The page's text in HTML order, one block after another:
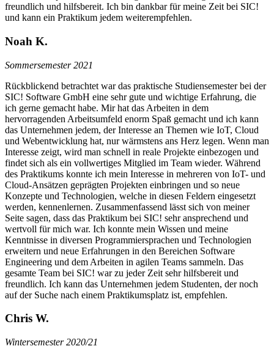
freundlich und hilfsbereit. Ich bin dankbar für meine Zeit bei SIC!
und kann ein Praktikum jedem weiterempfehlen.
Noah K.
Sommersemester 2021
Rückblickend betrachtet war das praktische Studiensemester bei der
SIC! Software GmbH eine sehr gute und wichtige Erfahrung, die
ich gerne gemacht habe. Mir hat das Arbeiten in dem
hervorragenden Arbeitsumfeld enorm Spaß gemacht und ich kann
das Unternehmen jedem, der Interesse an Themen wie IoT, Cloud
und Webentwicklung hat, nur wärmstens ans Herz legen. Wenn man
Interesse zeigt, wird man schnell in reale Projekte einbezogen und
findet sich als ein vollwertiges Mitglied im Team wieder. Während
des Praktikums konnte ich mein Interesse in mehreren von IoT- und
Cloud-Ansätzen geprägten Projekten einbringen und so neue
Konzepte und Technologien, welche in diesen Feldern eingesetzt
werden, kennenlernen. Zusammenfassend lässt sich von meiner
Seite sagen, dass das Praktikum bei SIC! sehr ansprechend und
wertvoll für mich war. Ich konnte mein Wissen und meine
Kenntnisse in diversen Programmiersprachen und Technologien
erweitern und neue Erfahrungen in den Bereichen Software
Engineering und dem Arbeiten in agilen Teams sammeln. Das
gesamte Team bei SIC! war zu jeder Zeit sehr hilfsbereit und
freundlich. Ich kann das Unternehmen jedem Studenten, der noch
auf der Suche nach einem Praktikumsplatz ist, empfehlen.
Chris W.
Wintersemester 2020/21